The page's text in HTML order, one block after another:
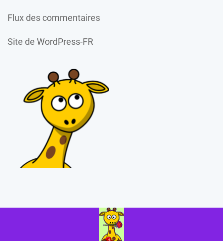
Flux des commentaires
Site de WordPress-FR